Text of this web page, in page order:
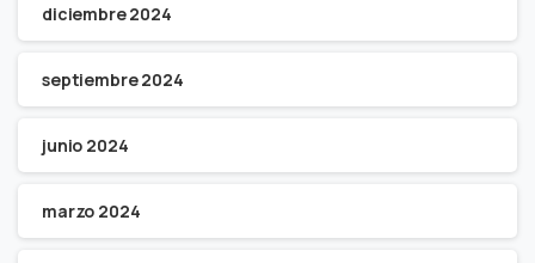
diciembre 2024
septiembre 2024
junio 2024
marzo 2024